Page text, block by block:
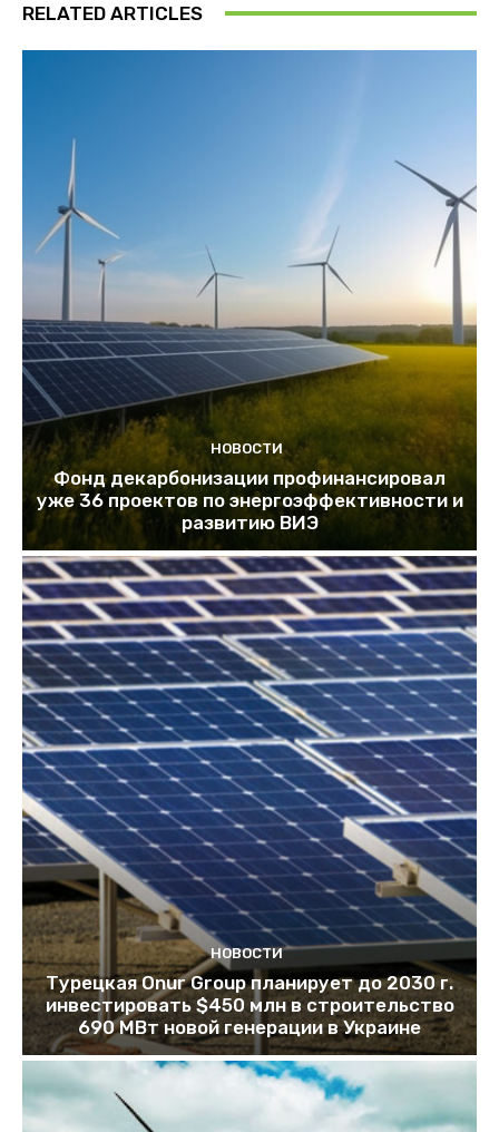
RELATED ARTICLES
НОВОСТИ
Фонд декарбонизации профинансировал
уже 36 проектов по энергоэффективности и
развитию ВИЭ
НОВОСТИ
Турецкая Onur Group планирует до 2030 г.
инвестировать $450 млн в строительство
690 МВт новой генерации в Украине